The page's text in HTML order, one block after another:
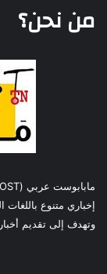
من نحن؟
وتهدف إلى تقديم